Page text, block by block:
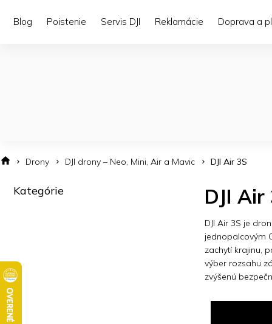
Blog Poistenie Servis DJI Reklamácie Doprava a
Drony DJI drony – Neo, Mini, Air a Mavic DJI Air 3S
o
a
n
e
l
Preskočiť
Kategórie DJI Air
DJI Air 3S je
jednopalcovým
zachytí krajinu,
výber rozsahu
zvýšenú